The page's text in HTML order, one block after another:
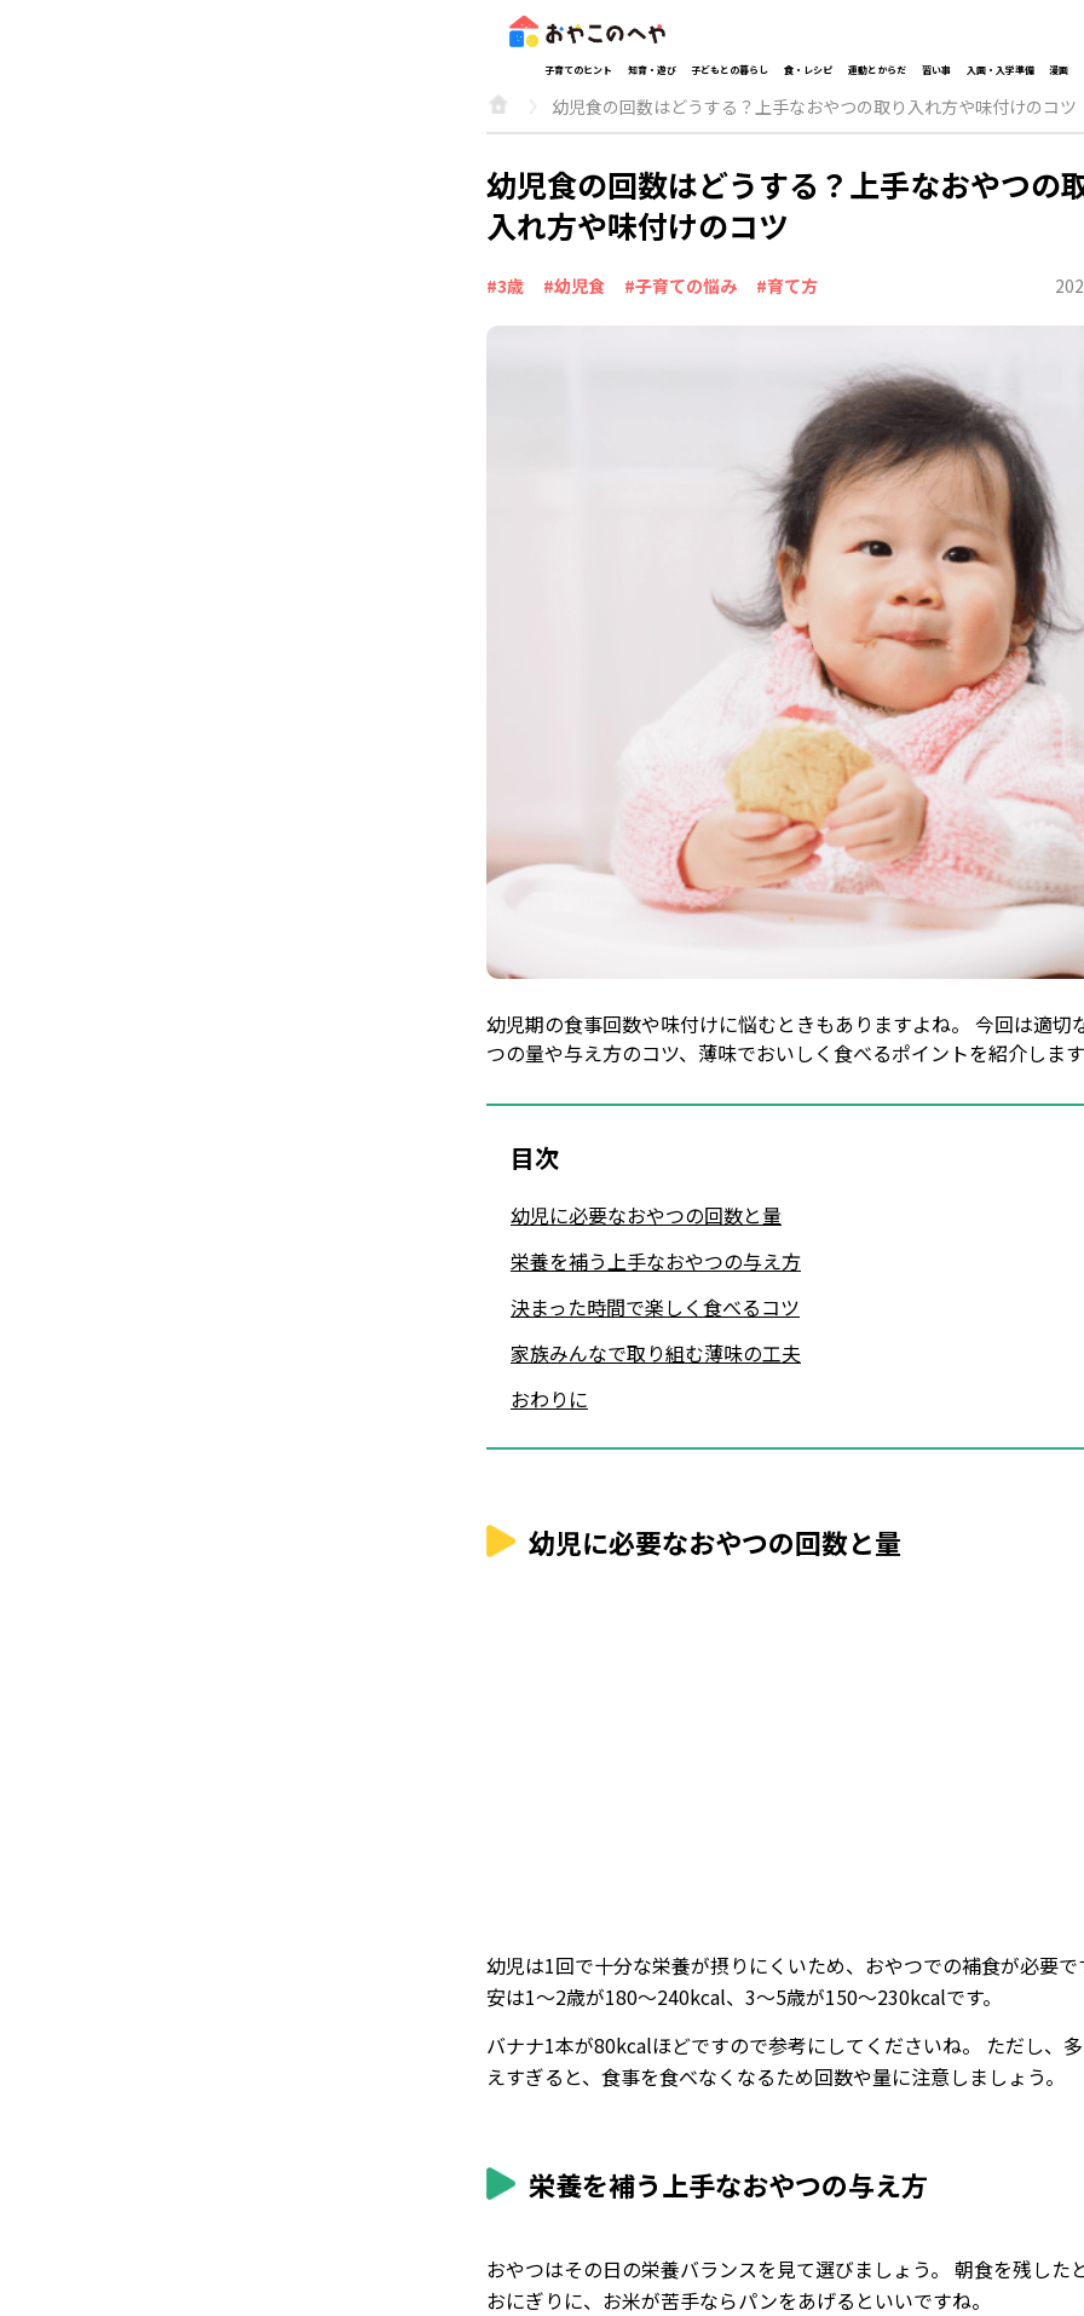
子育てのヒント 知育・遊び 子どもとの暮らし 食・レシピ 運動とからだ 習い事 入園・入学準備 漫画
幼児食の回数はどうする？上手なおやつの取り入れ方や味付けのコツ
幼児食の回数はどうする？上手なおやつの
入れ方や味付けのコツ
#3歳 #幼児食 #子育ての悩み #育て方
幼児期の食事回数や味付けに悩むときもありますよね。 今回は適切
つの量や与え方のコツ、薄味でおいしく食べるポイントを紹介します
目次
幼児に必要なおやつの回数と量
栄養を補う上手なおやつの与え方
決まった時間で楽しく食べるコツ
家族みんなで取り組む薄味の工夫
おわりに
幼児に必要なおやつの回数と量
幼児は1回で十分な栄養が摂りにくいため、おやつでの補食が必要で
安は1〜2歳が180〜240kcal、3〜5歳が150〜230kcalです。
バナナ1本が80kcalほどですので参考にしてくださいね。 ただし、
えすぎると、食事を食べなくなるため回数や量に注意しましょう。
栄養を補う上手なおやつの与え方
おやつはその日の栄養バランスを見て選びましょう。 朝食を残した
おにぎりに、お米が苦手ならパンをあげるといいですね。